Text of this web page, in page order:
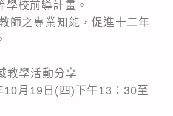
學校前導計畫。
師之專業知能，促進十二年
教學活動分享
月19日(四)下午13：30至